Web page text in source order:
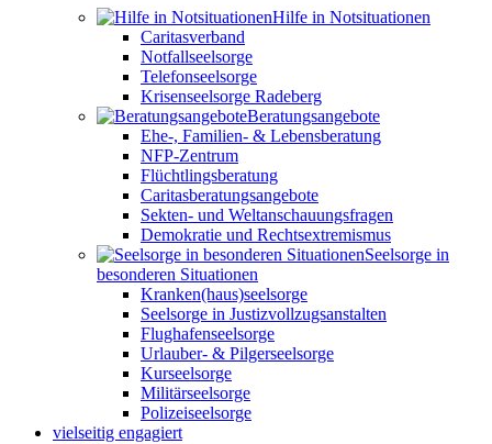
Hilfe in Notsituationen
Caritasverband
Notfallseelsorge
Telefonseelsorge
Krisenseelsorge Radeberg
Beratungsangebote
Ehe-, Familien- & Lebensberatung
NFP-Zentrum
Flüchtlingsberatung
Caritasberatungsangebote
Sekten- und Weltanschauungsfragen
Demokratie und Rechtsextremismus
Seelsorge in
besonderen Situationen
Kranken(haus)seelsorge
Seelsorge in Justizvollzugsanstalten
Flughafenseelsorge
Urlauber- & Pilgerseelsorge
Kurseelsorge
Militärseelsorge
Polizeiseelsorge
vielseitig engagiert